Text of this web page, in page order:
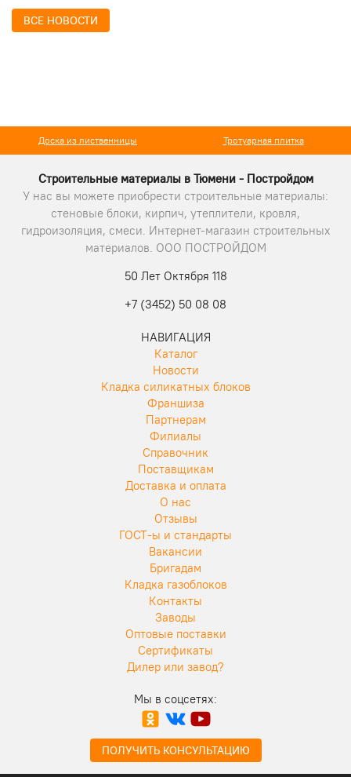
ВСЕ НОВОСТИ
Доска из лиственницы Тротуарная плитка
Строительные материалы в Тюмени - Постройдом
У нас вы можете приобрести строительные материалы:
стеновые блоки, кирпич, утеплители, кровля,
гидроизоляция, смеси. Интернет-магазин строительных
материалов. ООО ПОСТРОЙДОМ
50 Лет Октября 118
+7 (3452) 50 08 08
НАВИГАЦИЯ
Каталог
Новости
Кладка силикатных блоков
Франшиза
Партнерам
Филиалы
Справочник
Поставщикам
Доставка и оплата
О нас
Отзывы
ГОСТ-ы и стандарты
Вакансии
Бригадам
Кладка газоблоков
Контакты
Заводы
Оптовые поставки
Сертификаты
Дилер или завод?
Мы в соцсетях:
ПОЛУЧИТЬ КОНСУЛЬТАЦИЮ